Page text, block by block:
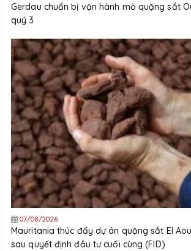
Gerdau chuẩn bị vận hành mỏ quặng sắt
quý 3
07/08/2026
Mauritania thúc đẩy dự án quặng sắt El
sau quyết định đầu tư cuối cùng (FID)